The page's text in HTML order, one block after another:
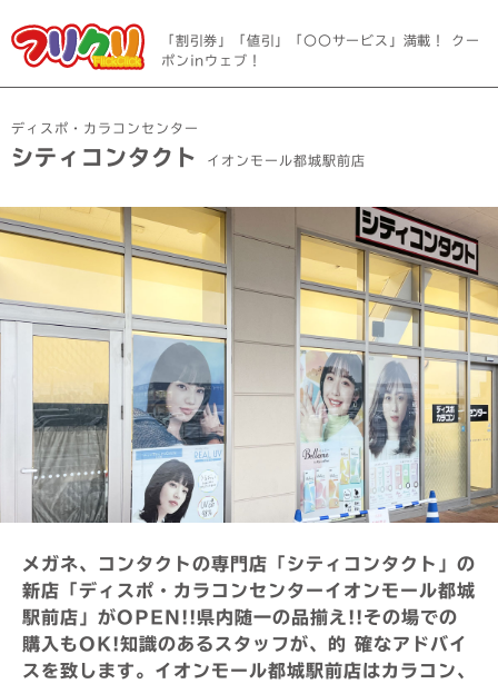
「割引券」「値引」「〇〇サービス」満載！ クー
ポンinウェブ！
ディスポ・カラコンセンター
シティコンタクト イオンモール都城駅前店
メガネ、コンタクトの専門店「シティコンタクト」の
新店「ディスポ・カラコンセンターイオンモール都城
駅前店」がOPEN!!県内随一の品揃え!!その場での
購入もOK!知識のあるスタッフが、的 確なアドバイ
スを致します。イオンモール都城駅前店はカラコン、